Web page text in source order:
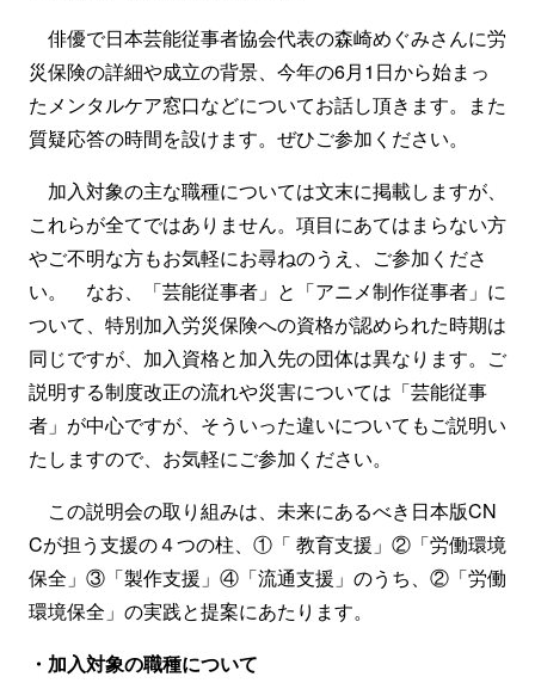
俳優で日本芸能従事者協会代表の森崎めぐみさんに労
災保険の詳細や成立の背景、今年の6月1日から始まっ
たメンタルケア窓口などについてお話し頂きます。また
質疑応答の時間を設けます。ぜひご参加ください。
加入対象の主な職種については文末に掲載しますが、
これらが全てではありません。項目にあてはまらない方
やご不明な方もお気軽にお尋ねのうえ、ご参加くださ
い。 なお、「芸能従事者」と「アニメ制作従事者」に
ついて、特別加入労災保険への資格が認められた時期は
同じですが、加入資格と加入先の団体は異なります。ご
説明する制度改正の流れや災害については「芸能従事
者」が中心ですが、そういった違いについてもご説明い
たしますので、お気軽にご参加ください。
この説明会の取り組みは、未来にあるべき日本版CN
Cが担う支援の４つの柱、①「 教育支援」②「労働環境
保全」③「製作支援」④「流通支援」のうち、②「労働
環境保全」の実践と提案にあたります。
・加入対象の職種について